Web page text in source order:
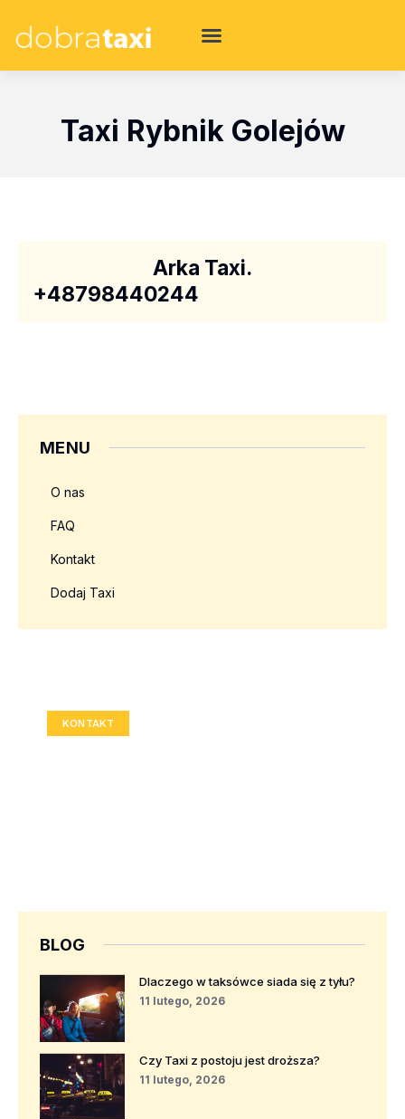
Taxi Rybnik Golejów
Arka Taxi.
+48798440244
MENU
O nas
FAQ
Kontakt
Dodaj Taxi
KONTAKT
BLOG
Dlaczego w taksówce siada się z tyłu?
11 lutego, 2026
Czy Taxi z postoju jest droższa?
11 lutego, 2026